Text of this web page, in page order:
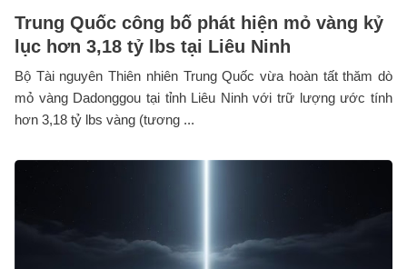
Trung Quốc công bố phát hiện mỏ vàng kỷ
lục hơn 3,18 tỷ lbs tại Liêu Ninh
Bộ Tài nguyên Thiên nhiên Trung Quốc vừa hoàn tất thăm dò
mỏ vàng Dadonggou tại tỉnh Liêu Ninh với trữ lượng ước tính
hơn 3,18 tỷ lbs vàng (tương ...